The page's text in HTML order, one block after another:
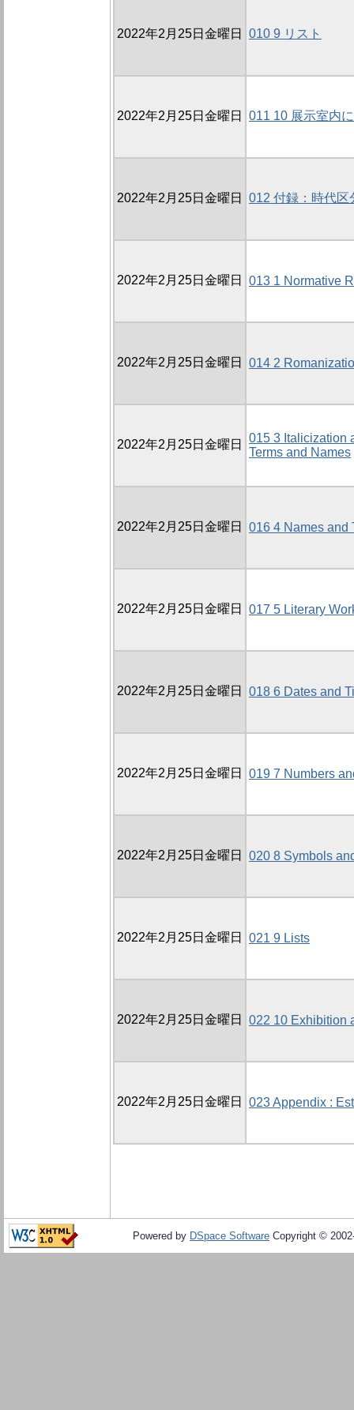
2022年2月25日金曜日 010 9 リスト
2022年2月25日金曜日 011 10 展示室内
2022年2月25日金曜日 012 付録：時代区
2022年2月25日金曜日 013 1 Normative
2022年2月25日金曜日 014 2
2022年2月25日金曜日
015 3 Italicization
Terms and Names
2022年2月25日金曜日 016 4 Names and
2022年2月25日金曜日 017 5 Literary
2022年2月25日金曜日 018 6 Dates and
2022年2月25日金曜日 019 7 Numbers
2022年2月25日金曜日 020 8 Symbols
2022年2月25日金曜日 021 9 Lists
2022年2月25日金曜日 022 10 Exhibition
2022年2月25日金曜日 023 Appendix :
Powered by DSpace Software Copyright ©